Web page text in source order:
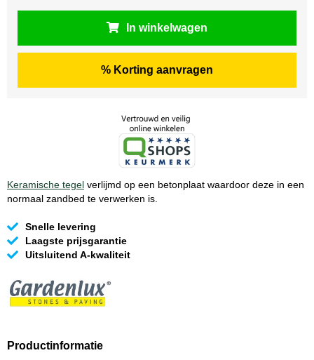
In winkelwagen
% Korting aanvragen
Keramische tegel verlijmd op een betonplaat waardoor deze in een
normaal zandbed te verwerken is.
Snelle levering
Laagste prijsgarantie
Uitsluitend A-kwaliteit
Productinformatie